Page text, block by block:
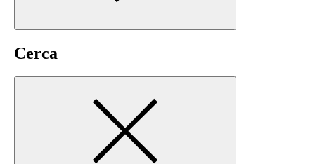
Cerca